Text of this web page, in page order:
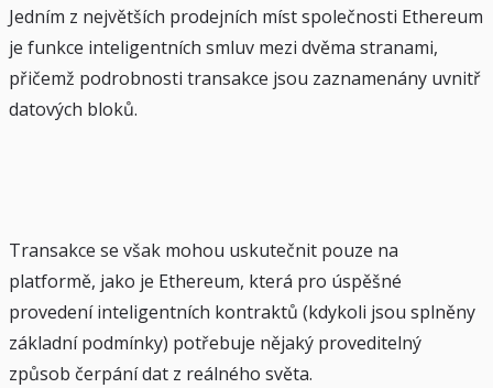
Jedním z největších prodejních míst společnosti Ethereum
je funkce inteligentních smluv mezi dvěma stranami,
přičemž podrobnosti transakce jsou zaznamenány uvnitř
datových bloků.
Transakce se však mohou uskutečnit pouze na
platformě, jako je Ethereum, která pro úspěšné
provedení inteligentních kontraktů (kdykoli jsou splněny
základní podmínky) potřebuje nějaký proveditelný
způsob čerpání dat z reálného světa.